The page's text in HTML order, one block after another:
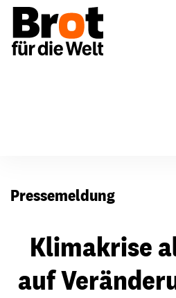
Pressemeldung
Klimakrise
auf